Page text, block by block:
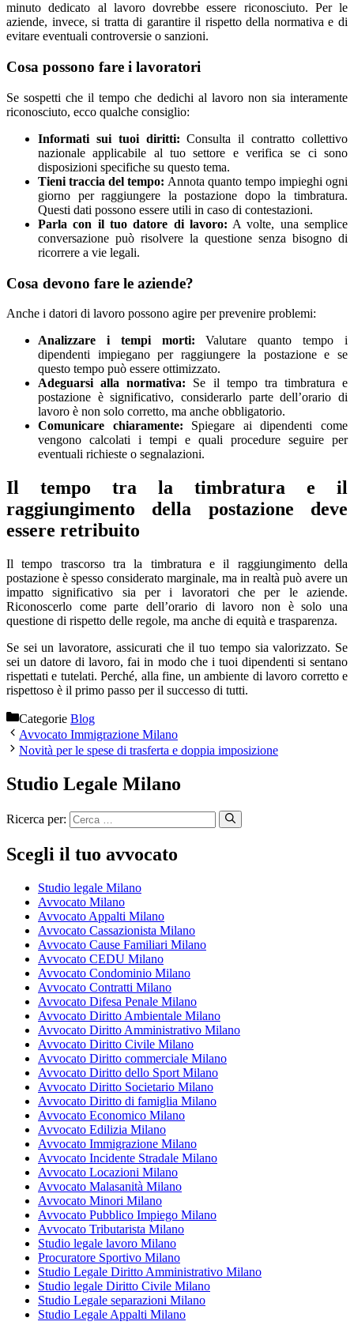
minuto dedicato al lavoro dovrebbe essere riconosciuto. Per le
aziende, invece, si tratta di garantire il rispetto della normativa e di
evitare eventuali controversie o sanzioni.
Cosa possono fare i lavoratori
Se sospetti che il tempo che dedichi al lavoro non sia interamente
riconosciuto, ecco qualche consiglio:
Informati sui tuoi diritti: Consulta il contratto collettivo
nazionale applicabile al tuo settore e verifica se ci sono
disposizioni specifiche su questo tema.
Tieni traccia del tempo: Annota quanto tempo impieghi ogni
giorno per raggiungere la postazione dopo la timbratura.
Questi dati possono essere utili in caso di contestazioni.
Parla con il tuo datore di lavoro: A volte, una semplice
conversazione può risolvere la questione senza bisogno di
ricorrere a vie legali.
Cosa devono fare le aziende?
Anche i datori di lavoro possono agire per prevenire problemi:
Analizzare i tempi morti: Valutare quanto tempo i
dipendenti impiegano per raggiungere la postazione e se
questo tempo può essere ottimizzato.
Adeguarsi alla normativa: Se il tempo tra timbratura e
postazione è significativo, considerarlo parte dell’orario di
lavoro è non solo corretto, ma anche obbligatorio.
Comunicare chiaramente: Spiegare ai dipendenti come
vengono calcolati i tempi e quali procedure seguire per
eventuali richieste o segnalazioni.
Il tempo tra la timbratura e il
raggiungimento della postazione deve
essere retribuito
Il tempo trascorso tra la timbratura e il raggiungimento della
postazione è spesso considerato marginale, ma in realtà può avere un
impatto significativo sia per i lavoratori che per le aziende.
Riconoscerlo come parte dell’orario di lavoro non è solo una
questione di rispetto delle regole, ma anche di equità e trasparenza.
Se sei un lavoratore, assicurati che il tuo tempo sia valorizzato. Se
sei un datore di lavoro, fai in modo che i tuoi dipendenti si sentano
rispettati e tutelati. Perché, alla fine, un ambiente di lavoro corretto e
rispettoso è il primo passo per il successo di tutti.
Categorie Blog
Avvocato Immigrazione Milano
Novità per le spese di trasferta e doppia imposizione
Studio Legale Milano
Ricerca per:
Scegli il tuo avvocato
Studio legale Milano
Avvocato Milano
Avvocato Appalti Milano
Avvocato Cassazionista Milano
Avvocato Cause Familiari Milano
Avvocato CEDU Milano
Avvocato Condominio Milano
Avvocato Contratti Milano
Avvocato Difesa Penale Milano
Avvocato Diritto Ambientale Milano
Avvocato Diritto Amministrativo Milano
Avvocato Diritto Civile Milano
Avvocato Diritto commerciale Milano
Avvocato Diritto dello Sport Milano
Avvocato Diritto Societario Milano
Avvocato Diritto di famiglia Milano
Avvocato Economico Milano
Avvocato Edilizia Milano
Avvocato Immigrazione Milano
Avvocato Incidente Stradale Milano
Avvocato Locazioni Milano
Avvocato Malasanità Milano
Avvocato Minori Milano
Avvocato Pubblico Impiego Milano
Avvocato Tributarista Milano
Studio legale lavoro Milano
Procuratore Sportivo Milano
Studio Legale Diritto Amministrativo Milano
Studio legale Diritto Civile Milano
Studio Legale separazioni Milano
Studio Legale Appalti Milano